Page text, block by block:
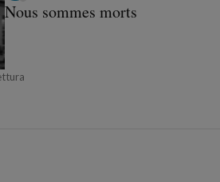
Nous sommes morts